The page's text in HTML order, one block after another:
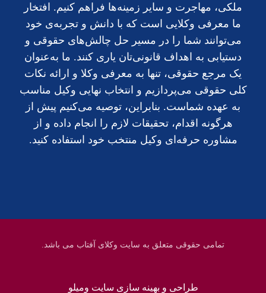
ملکی، مهاجرت و سایر زمینه‌ها فراهم کنیم. افتخار
ما معرفی وکلایی است که با دانش و تجربه‌ی خود
می‌توانند شما را در مسیر حل چالش‌های حقوقی و
دستیابی به اهداف قانونی‌تان یاری کنند. ما به‌عنوان
یک مرجع حقوقی، تنها به معرفی وکلا و ارائه نکات
کلی حقوقی می‌پردازیم و انتخاب نهایی وکیل مناسب
به عهده شماست. بنابراین، توصیه می‌کنیم پیش از
هرگونه اقدام، تحقیقات لازم را انجام داده و از
مشاوره حرفه‌ای وکیل منتخب خود استفاده کنید.
تمامی حقوقی متعلق به سایت وکلای آفتاب می باشد.
طراحی و بهینه سازی سایت ومیلو